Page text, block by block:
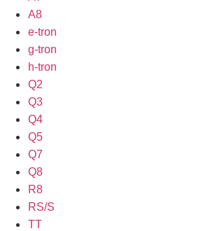
A8
e-tron
g-tron
h-tron
Q2
Q3
Q4
Q5
Q7
Q8
R8
RS/S
TT